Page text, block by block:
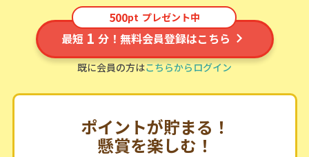
500pt プレゼント中